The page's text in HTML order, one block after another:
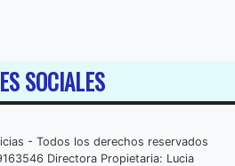
SOCIALES
- Todos los derechos reservados
Directora Propietaria: Lucia